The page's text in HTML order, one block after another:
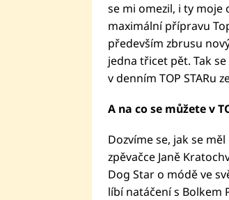
se mi omezil, i ty
maximální přípravu
především zbrusu
jedna třicet pět. Tak
v denním TOP STARu
A na co se můžete v
Dozvíme se, jak se
zpěvačce Janě
Dog Star o módě ve
líbí natáčení s Bolkem